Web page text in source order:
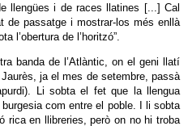
llengües i de races llatines [...] Cal
de passatge i mostrar-los més enllà
l’obertura de l’horitzó”.
banda de l’Atlàntic, on el geni llatí
ja el mes de setembre, passà
Li sobta el fet que la llengua
com entre el poble. I li sobta
rica en llibreries, però on no hi troba